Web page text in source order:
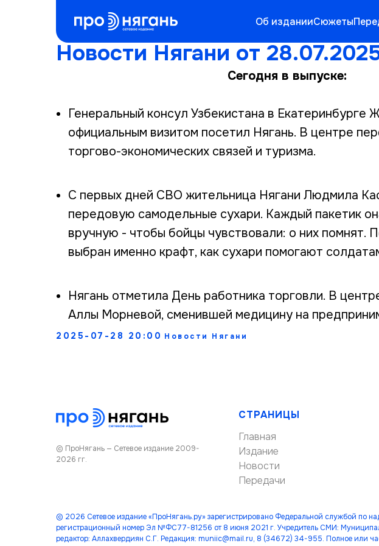
Об изданииСюжеты
Новости Нягани от
Сегодня в выпуске:
Генеральный консул Узбекистана в Екатеринбурге
официальным визитом посетил Нягань. В центре
торгово-экономических связей и туризма.
С первых дней СВО жительница Нягани Людмила
передовую самодельные сухари. Каждый пакетик
вручную - чтобы бойцы чувствовали: о них помнят.
выбран именно крафт, как сухари помогают
Нягань отметила День работника торговли. В
Аллы Морневой, сменившей медицину на
2025-07-28 20:00 Новости Нягани
© ПроНягань — Сетевое издание 2009-
2026 гг.
СТРАНИЦЫ
Главная
Издание
Новости
Передачи
© 2026 Сетевое издание «ПроНягань.ру» зарегистрировано Федеральной службой по
регистрационный номер Эл №ФС77-81256 от 8 июня 2021 г. Учредитель СМИ:
редактор: Аллахвердиян С.Г. Редакция: muniic@mail.ru, 8 (34672) 34-955. Полное или